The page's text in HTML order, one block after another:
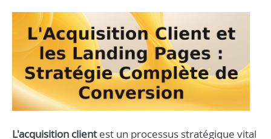
L'acquisition clientest un processus stratégique vital